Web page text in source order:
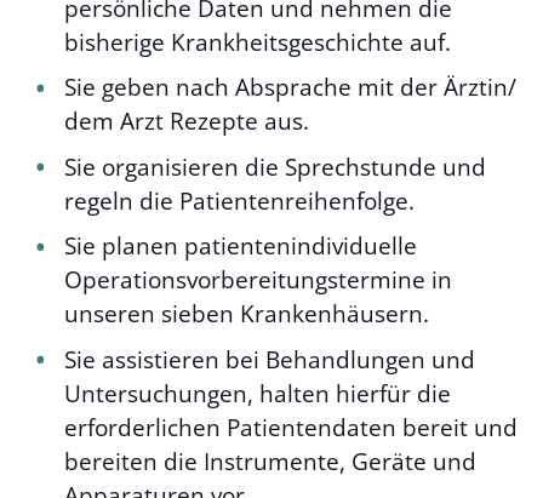
persönliche Daten und nehmen die
bisherige Krankheitsgeschichte auf.
Sie geben nach Absprache mit der Ärztin/
dem Arzt Rezepte aus.
Sie organisieren die Sprechstunde und
regeln die Patientenreihenfolge.
Sie planen patientenindividuelle
Operationsvorbereitungstermine in
unseren sieben Krankenhäusern.
Sie assistieren bei Behandlungen und
Untersuchungen, halten hierfür die
erforderlichen Patientendaten bereit und
bereiten die Instrumente, Geräte und